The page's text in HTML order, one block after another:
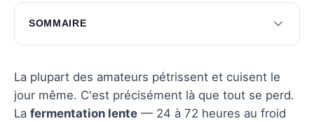
SOMMAIRE
Les secrets de la pousse lente
Stratégies avancées pour une pâte idéale
Questions fréquentes
La plupart des amateurs pétrissent et cuisent le
jour même. C'est précisément là que tout se perd.
La fermentation lente — 24 à 72 heures au froid